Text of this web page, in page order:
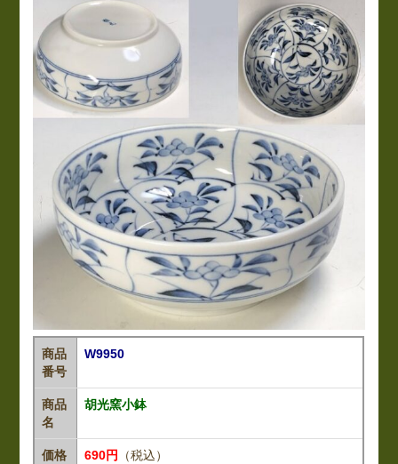
商品
番号
W9950
商品
名
胡光窯小鉢
価格 690円 （税込）